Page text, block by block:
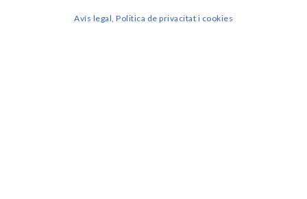
Avís legal, Politica de privacitat i cookies